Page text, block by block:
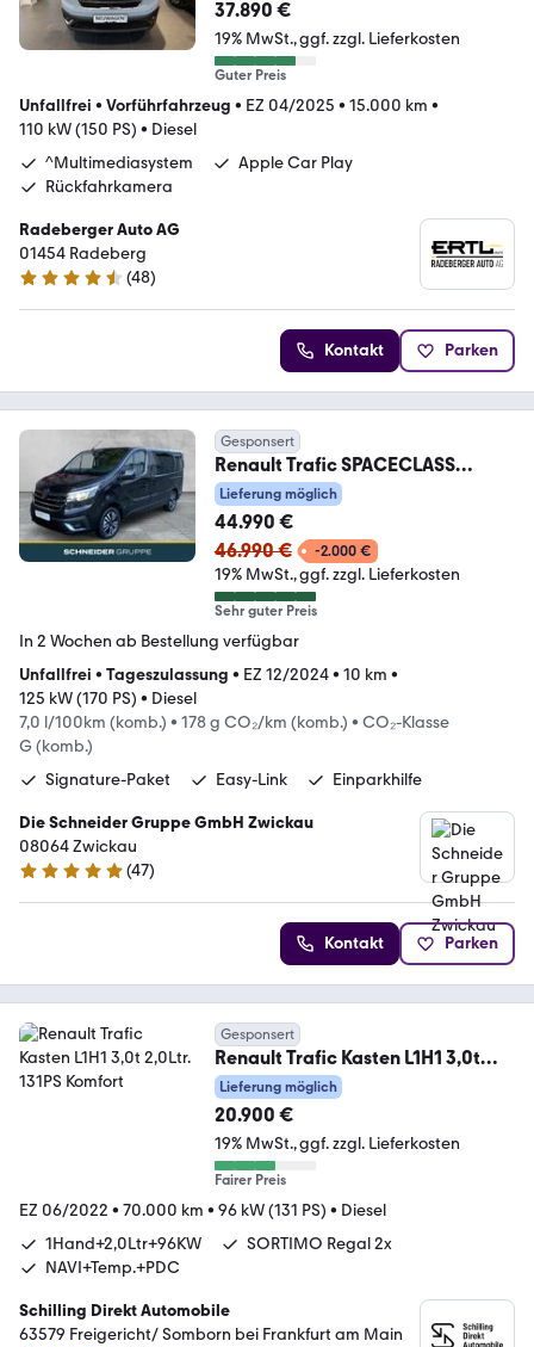
37.890 €
19% MwSt. ggf. zzgl. Lieferkosten
Guter Preis
Unfallfrei • Vorführfahrzeug • EZ 04/2025 • 15.000 km •
110 kW (150 PS) • Diesel
^Multimediasystem
Apple Car Play
Rückfahrkamera
Radeberger Auto AG
01454 Radeberg
4.7 Sterne
(48)
Kontakt Parken
Gesponsert
Renault Trafic SPACECLASS
COMBI BLUE dCi 170 EDC LEDER
Lieferung möglich
44.990 €
46.990 €
-2.000 €
19% MwSt. ggf. zzgl. Lieferkosten
Sehr guter Preis
In 2 Wochen ab Bestellung verfügbar
Unfallfrei • Tageszulassung • EZ 12/2024• 10 km •
125 kW (170 PS) • Diesel
7,0 l/100km (komb.) • 178 g CO₂/km (komb.) • CO₂-Klasse
G (komb.)
Signature-Paket
Easy-Link Einparkhilfe
Die Schneider Gruppe GmbH Zwickau
08064 Zwickau
4.8 Sterne
(47)
Kontakt Parken
Gesponsert
Renault Trafic Kasten L1H1 3,0t
2,0Ltr. 131PS Komfort
Lieferung möglich
20.900 €
19% MwSt. ggf. zzgl. Lieferkosten
Fairer Preis
EZ 06/2022 • 70.000 km • 96 kW (131 PS) • Diesel
1Hand+2,0Ltr+96KW
SORTIMO Regal 2x
NAVI+Temp.+PDC
Schilling Direkt Automobile
63579 Freigericht/ Somborn bei Frankfurt am Main